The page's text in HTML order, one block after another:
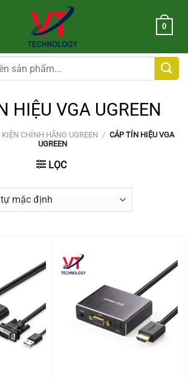
0
HIỆU VGA UGREEN
KIỆN CHÍNH HÃNG UGREEN / CÁP TÍN HIỆU VGA
UGREEN
LỌC